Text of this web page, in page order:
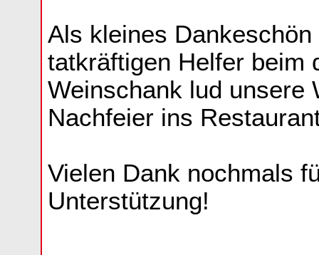
Als kleines
tatkräftigen Helfer beim
Weinschank lud unsere
Nachfeier ins
Vielen Dank nochmals
Unterstützung!